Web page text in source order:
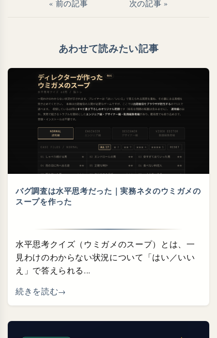
« 前の記事 次の記事 »
あわせて読みたい記事
バグ調査は水平思考だった｜実務ネタのウミガメの
スープを作った
水平思考クイズ（ウミガメのスープ）とは、一
見わけのわからない状況について「はい／いい
え」で答えられる...
続きを読む